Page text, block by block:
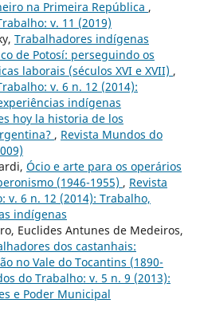
na Primeira República ,
v. 11 (2019)
Trabalhadores indígenas
de Potosí: perseguindo os
laborais (séculos XVI e XVII) ,
v. 6 n. 12 (2014):
indígenas
hoy la historia de los
, Revista Mundos do
Ócio e arte para os operários
(1946-1955) , Revista
v. 6 n. 12 (2014): Trabalho,
indígenas
Euclides Antunes de Medeiros,
dos castanhais:
no Vale do Tocantins (1890-
do Trabalho: v. 5 n. 9 (2013):
e Poder Municipal